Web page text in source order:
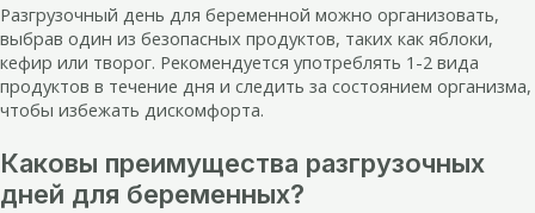
Разгрузочный день для беременной можно организовать,
выбрав один из безопасных продуктов, таких как яблоки,
кефир или творог. Рекомендуется употреблять 1-2 вида
продуктов в течение дня и следить за состоянием организма,
чтобы избежать дискомфорта.
Каковы преимущества разгрузочных
дней для беременных?